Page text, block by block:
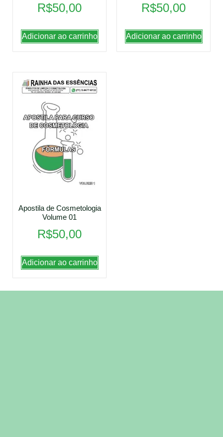
R$50,00
Adicionar ao carrinho
R$50,00
Adicionar ao carrinho
Apostila de Cosmetologia
Volume 01
R$50,00
Adicionar ao carrinho